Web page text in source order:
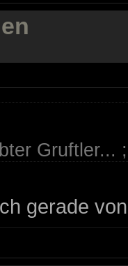
Gruftler...
gerade